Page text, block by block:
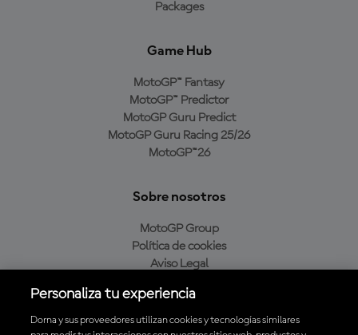
Packages
Game Hub
MotoGP™ Fantasy
MotoGP™ Predictor
MotoGP Guru Predict
MotoGP Guru Racing 25/26
MotoGP™26
Sobre nosotros
MotoGP Group
Política de cookies
Aviso Legal
Política de compra
Personaliza tu experiencia
Dorna y sus proveedores utilizan cookies y tecnologías similares